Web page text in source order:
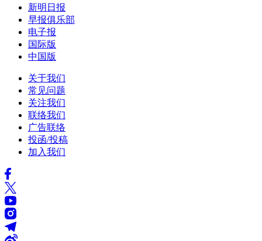
新明日报
早报俱乐部
电子报
国际版
中国版
关于我们
常见问题
关注我们
联络我们
广告联络
投函/投稿
加入我们